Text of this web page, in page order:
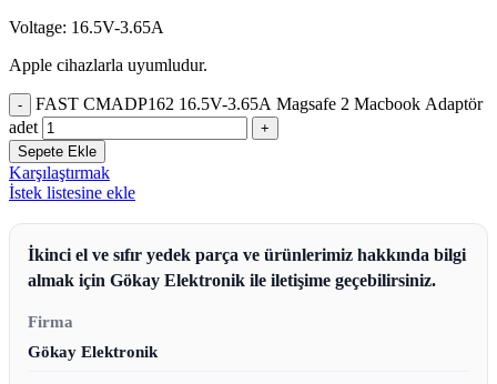
Voltage: 16.5V-3.65A
Apple cihazlarla uyumludur.
FAST CMADP162 16.5V-3.65A Magsafe 2 Macbook Adaptör
adet
Sepete Ekle
Karşılaştırmak
İstek listesine ekle
İkinci el ve sıfır yedek parça ve ürünlerimiz hakkında bilgi
almak için Gökay Elektronik ile iletişime geçebilirsiniz.
Firma
Gökay Elektronik